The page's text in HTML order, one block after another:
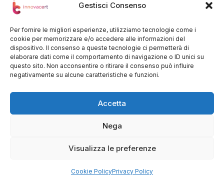
Gestisci Consenso
Per fornire le migliori esperienze, utilizziamo tecnologie come i
cookie per memorizzare e/o accedere alle informazioni del
dispositivo. Il consenso a queste tecnologie ci permetterà di
elaborare dati come il comportamento di navigazione o ID unici su
questo sito. Non acconsentire o ritirare il consenso può influire
negativamente su alcune caratteristiche e funzioni.
Accetta
Nega
Visualizza le preferenze
Cookie PolicyPrivacy Policy
— Steve Jobs
0571 1823508
info@innovacert.it
Copyright © 2026 - Tutti i diritti riservati -